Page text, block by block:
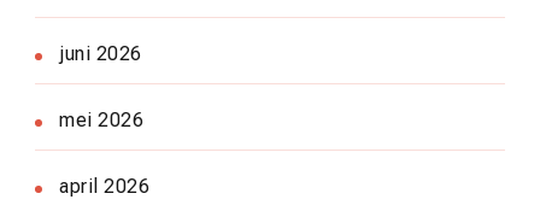
juni 2026
mei 2026
april 2026